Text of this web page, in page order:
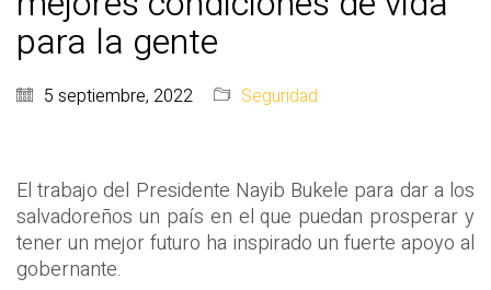
para la gente
5 septiembre, 2022 Seguridad
El trabajo del Presidente Nayib Bukele para dar a los
salvadoreños un país en el que puedan prosperar y
tener un mejor futuro ha inspirado un fuerte apoyo al
gobernante.